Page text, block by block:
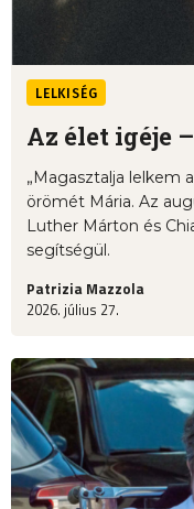
LELKISÉG
Az élet igéje
„Magasztalja lelkem
örömét Mária. Az
Luther Márton és
segítségül.
Patrizia Mazzola
2026. július 27.